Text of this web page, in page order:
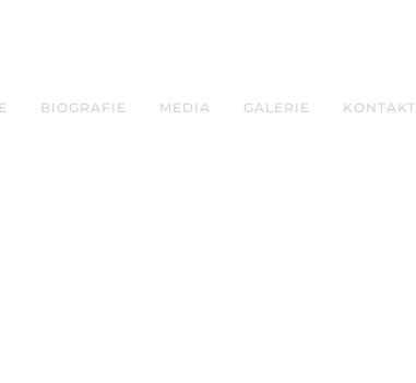
BIOGRAFIE MEDIA GALERIE KONTAKT